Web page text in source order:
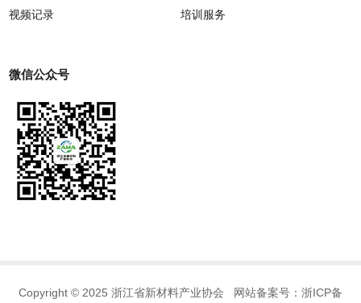
视频记录
培训服务
微信公众号
Copyright © 2025 浙江省新材料产业协会 网站备案号： 浙ICP备